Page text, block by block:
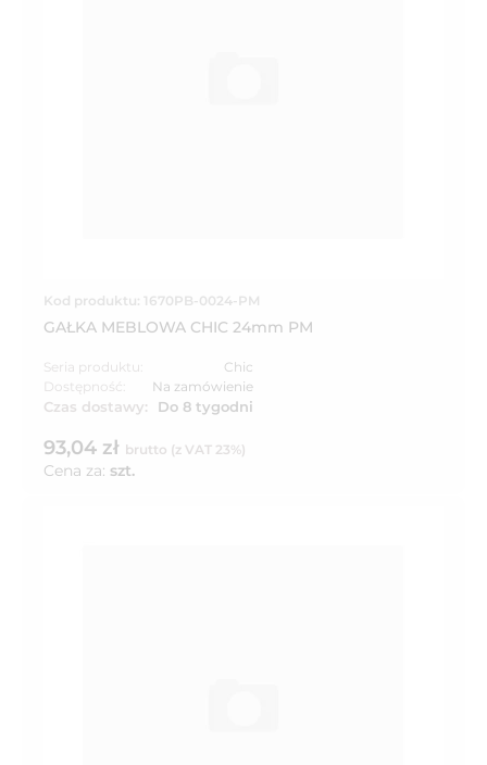
Kod produktu: 1670PB-0024-PM
GAŁKA MEBLOWA CHIC 24mm PM
Seria produktu:
Chic
Dostępność:
Na zamówienie
Czas dostawy: Do 8 tygodni
93,04 zł brutto (z VAT 23%)
Cena za: szt.